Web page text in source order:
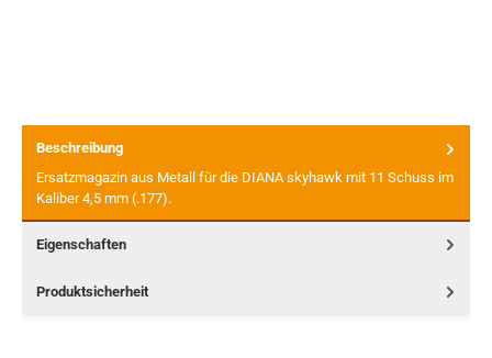
Beschreibung
Ersatzmagazin aus Metall für die DIANA skyhawk mit 11 Schuss im
Kaliber 4,5 mm (.177).
Eigenschaften
Produktsicherheit